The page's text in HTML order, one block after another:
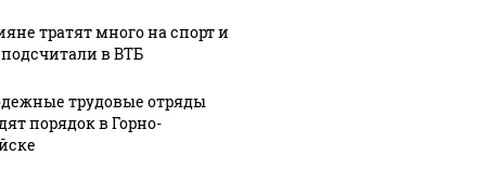
07 августа, 13:24
Четырехлетний
мальчик
погиб после
тратят много на спорт и
в ВТБ
трудовые отряды
порядок в Горно-